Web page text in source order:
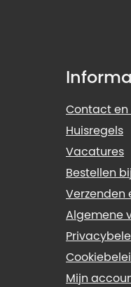
Contact
Huisregels
Vacatures
Bestellen
Verzenden
Algemene
Mijn